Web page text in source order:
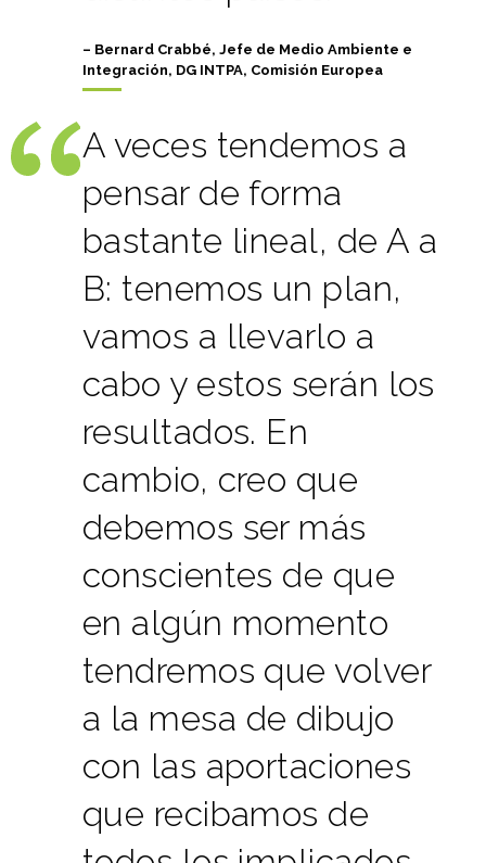
– Bernard Crabbé, Jefe de Medio Ambiente e
Integración, DG INTPA, Comisión Europea
A veces tendemos a
pensar de forma
bastante lineal, de A a
B: tenemos un plan,
vamos a llevarlo a
cabo y estos serán los
resultados. En
cambio, creo que
debemos ser más
conscientes de que
en algún momento
tendremos que volver
a la mesa de dibujo
con las aportaciones
que recibamos de